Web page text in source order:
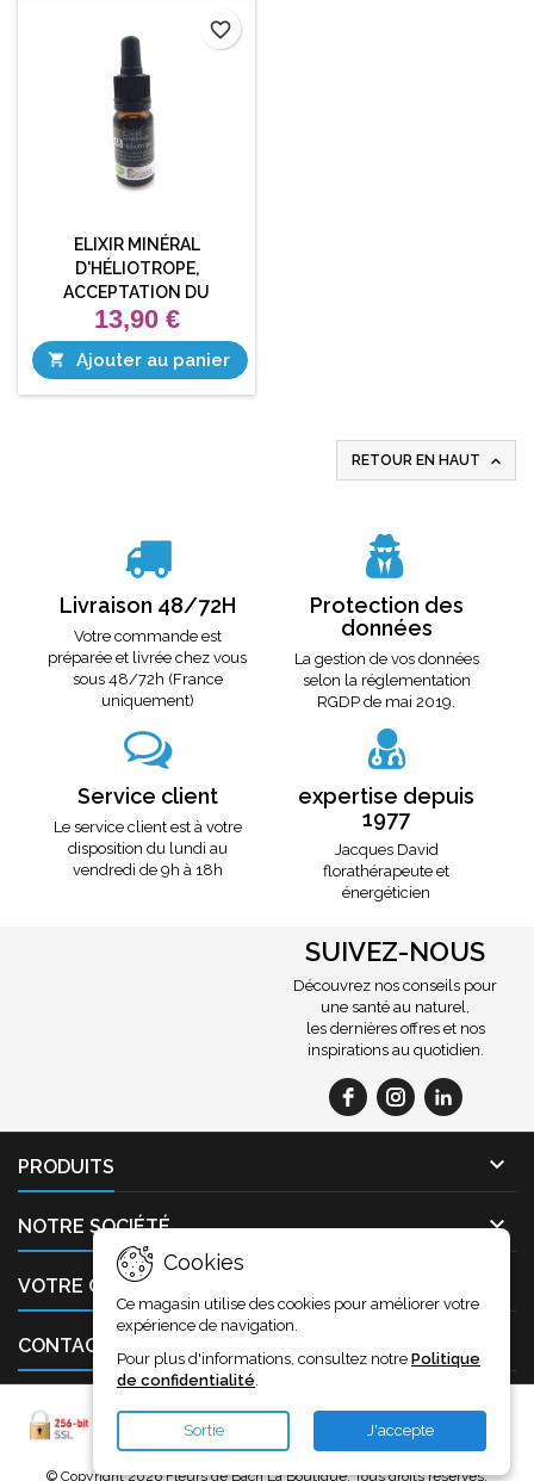
ELIXIR MINÉRAL
D'HÉLIOTROPE,
ACCEPTATION DU
CHANGEMENT, FOI EN LA
VIE
13,90 €
 Ajouter au panier
favorite_border
RETOUR EN HAUT 
Livraison 48/72H
Votre commande est
préparée et livrée chez vous
sous 48/72h (France
uniquement)
Protection des
données
La gestion de vos données
selon la réglementation
RGDP de mai 2019.
Service client
Le service client est à votre
disposition du lundi au
vendredi de 9h à 18h
expertise depuis
1977
Jacques David
florathérapeute et
énergéticien
SUIVEZ-NOUS
Découvrez nos conseils pour
une santé au naturel,
les dernières offres et nos
inspirations au quotidien.
PRODUITS 
NOTRE SOCIÉTÉ 
VOTRE COMPTE
CONTACT
Cookies
Ce magasin utilise des cookies pour améliorer votre
expérience de navigation.
Pour plus d'informations, consultez notre Politique
de confidentialité.
Sortie J'accepte
© Copyright 2026 Fleurs de Bach La Boutique. Tous droits réservés.